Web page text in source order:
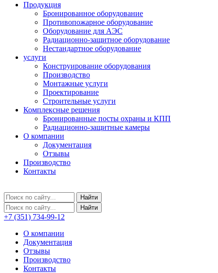
Продукция
Бронированное оборудование
Противопожарное оборудование
Оборудование для АЭС
Радиационно-защитное оборудование
Нестандартное оборудование
услуги
Конструирование оборудования
Производство
Монтажные услуги
Проектирование
Строительные услуги
Комплексные решения
Бронированные посты охраны и КПП
Радиационно-защитные камеры
О компании
Документация
Отзывы
Производство
Контакты
+7 (351) 734-99-12
О компании
Документация
Отзывы
Производство
Контакты